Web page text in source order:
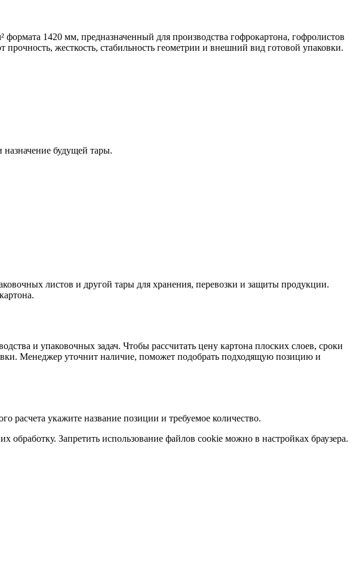
1420 мм, предназначенный для производства гофрокартона, гофролистов
жесткость, стабильность геометрии и внешний вид готовой упаковки.
будущей тары.
листов и другой тары для хранения, перевозки и защиты продукции.
и упаковочных задач. Чтобы рассчитать цену картона плоских слоев, сроки
Менеджер уточнит наличие, поможет подобрать подходящую позицию и
расчета укажите название позиции и требуемое количество.
Запретить использование файлов cookie можно в настройках браузера.